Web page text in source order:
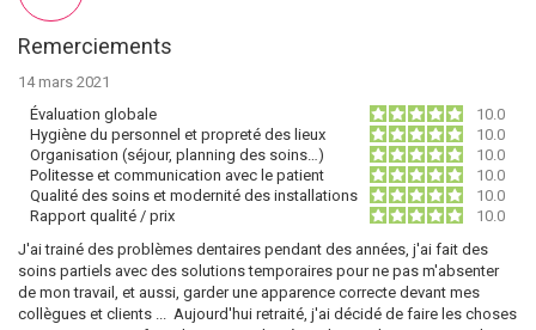
Remerciements
14 mars 2021
Évaluation globale
10.0
Hygiène du personnel et propreté des lieux
10.0
Organisation (séjour, planning des soins…)
10.0
Politesse et communication avec le patient
10.0
Qualité des soins et modernité des installations
10.0
Rapport qualité / prix
10.0
J'ai trainé des problèmes dentaires pendant des années, j'ai fait des
soins partiels avec des solutions temporaires pour ne pas m'absenter
de mon travail, et aussi, garder une apparence correcte devant mes
collègues et clients ... Aujourd'hui retraité, j'ai décidé de faire les choses